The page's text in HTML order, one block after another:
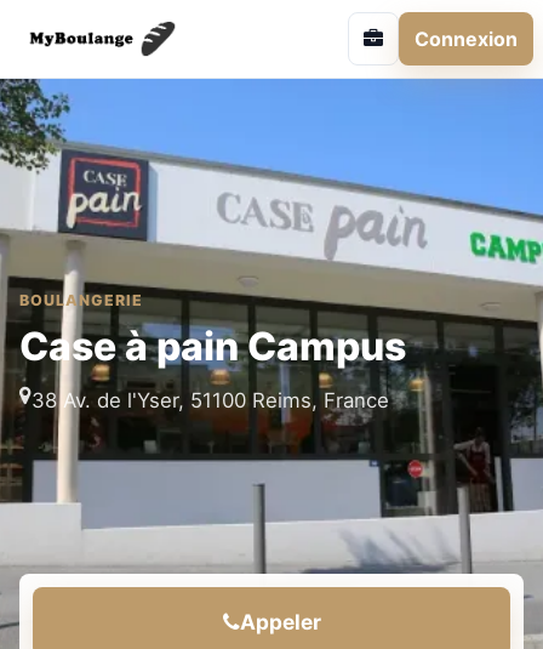
Connexion
BOULANGERIE
Case à pain Campus
38 Av. de l'Yser, 51100 Reims, France
Appeler